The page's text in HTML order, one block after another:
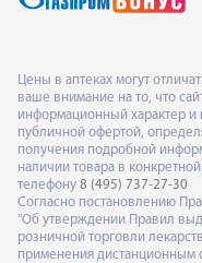
Цены в аптеках могут
ваше внимание на то, что
информационный характер и
публичной офертой,
получения подробной
наличии товара в
телефону 8 (495) 737-27-30
Согласно постановлению
"Об утверждении Правил
розничной торговли
применения дистанционным